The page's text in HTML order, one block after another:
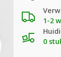
1-2
0